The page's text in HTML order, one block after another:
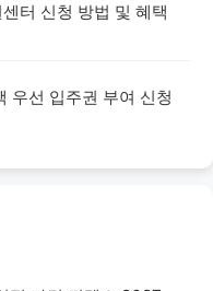
터 신청 방법 및 혜택
우선 입주권 부여 신청